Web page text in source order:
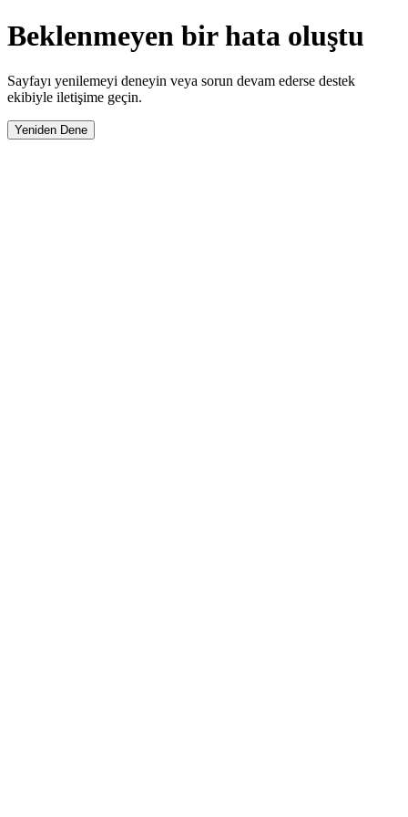
Beklenmeyen bir hata oluştu
Sayfayı yenilemeyi deneyin veya sorun devam ederse destek
ekibiyle iletişime geçin.
Yeniden Dene